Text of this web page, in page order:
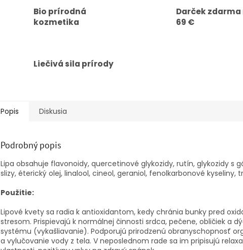
Bio prírodná
kozmetika
Darček zdarma
69 €
Liečivá sila prírody
Popis Diskusia
Podrobný popis
Lipa obsahuje flavonoidy, quercetinové glykozidy, rutín, glykozidy s
slizy, éterický olej, linalool, cineol, geraniol, fenolkarbonové kyseliny,
Použitie:
Lipové kvety sa radia k antioxidantom, kedy chránia bunky pred
stresom. Prispievajú k normálnej činnosti srdca, pečene, obličiek a
systému (vykašliavanie). Podporujú prirodzenú obranyschopnosť
a vylučovanie vody z tela. V neposlednom rade sa im pripisujú